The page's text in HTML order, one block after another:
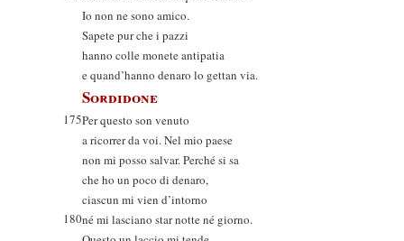
Io non ne sono amico.
Sapete pur che i pazzi
hanno colle monete antipatia
e quand’hanno denaro lo gettan via.
Sordidone
175Per questo son venuto
a ricorrer da voi. Nel mio paese
non mi posso salvar. Perché si sa
che ho un poco di denaro,
ciascun mi vien d’intorno
180né mi lasciano star notte né giorno.